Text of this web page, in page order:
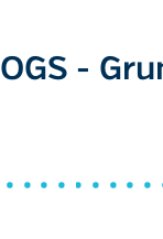
OGS -